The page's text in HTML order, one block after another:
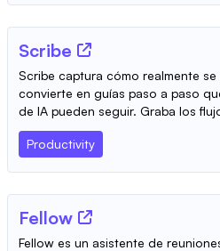
Scribe
Scribe captura cómo realmente
convierte en guías paso a paso
de IA pueden seguir. Graba los
Productivity
Fellow
Fellow es un asistente de